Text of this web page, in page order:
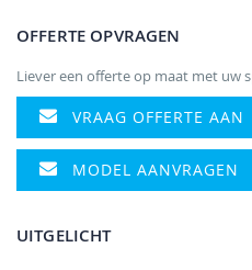
OFFERTE OPVRAGEN
Liever een offerte op maat met uw
VRAAG OFFERTE AAN
MODEL AANVRAGEN
UITGELICHT